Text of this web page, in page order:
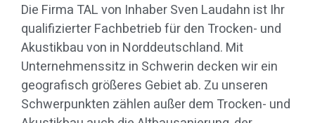
Die Firma TAL von Inhaber Sven Laudahn ist Ihr
qualifizierter Fachbetrieb für den Trocken- und
Akustikbau von in Norddeutschland. Mit
Unternehmenssitz in Schwerin decken wir ein
geografisch größeres Gebiet ab. Zu unseren
Schwerpunkten zählen außer dem Trocken- und